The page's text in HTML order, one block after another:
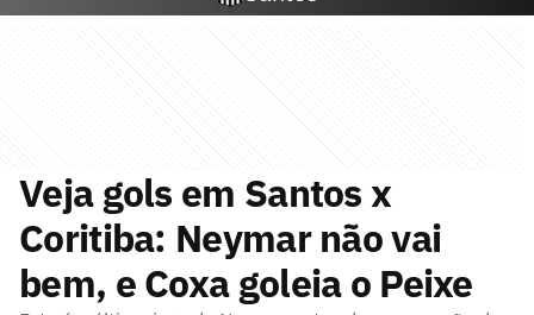
Veja gols em Santos x
Coritiba: Neymar não vai
bem, e Coxa goleia o Peixe